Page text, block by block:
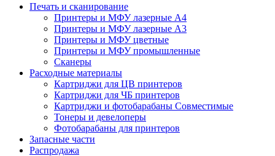
Печать и сканирование
Принтеры и МФУ лазерные А4
Принтеры и МФУ лазерные А3
Принтеры и МФУ цветные
Принтеры и МФУ промышленные
Сканеры
Расходные материалы
Картриджи для ЦВ принтеров
Картриджи для ЧБ принтеров
Картриджи и фотобарабаны Совместимые
Тонеры и девелоперы
Фотобарабаны для принтеров
Запасные части
Распродажа